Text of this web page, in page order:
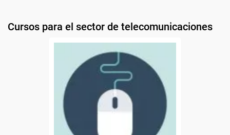
Cursos para el sector de telecomunicaciones